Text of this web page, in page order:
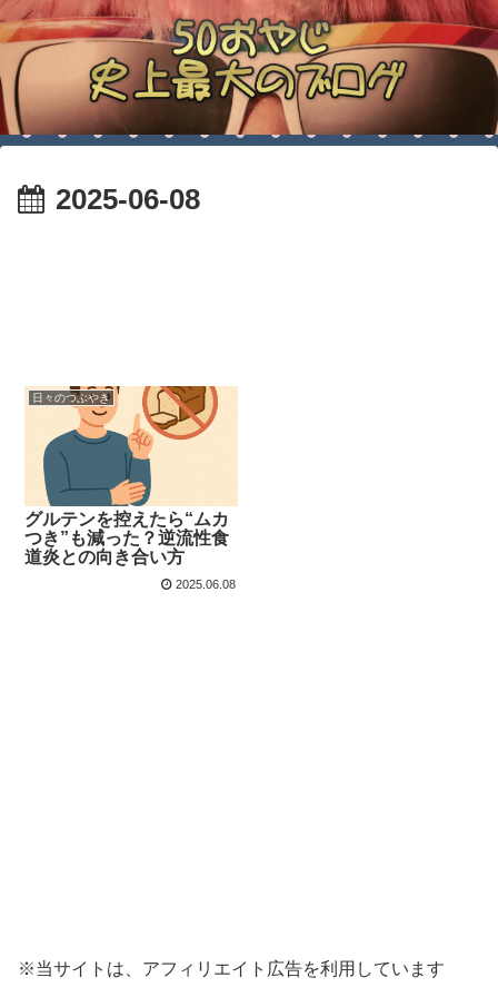
2025-06-08
日々のつぶやき
グルテンを控えたら“ムカ
つき”も減った？逆流性食
道炎との向き合い方
2025.06.08
※当サイトは、アフィリエイト広告を利用しています